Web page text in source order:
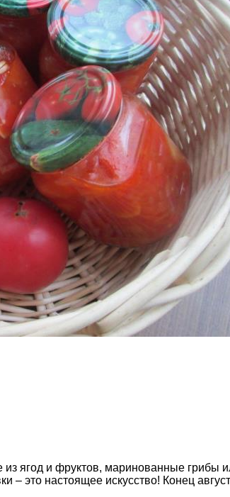
ягод и фруктов, маринованные грибы
– это настоящее искусство! Конец